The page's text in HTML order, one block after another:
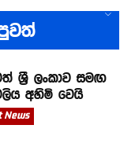
ශ්‍රී ලංකාව සමඟ
අහිමි වෙයි